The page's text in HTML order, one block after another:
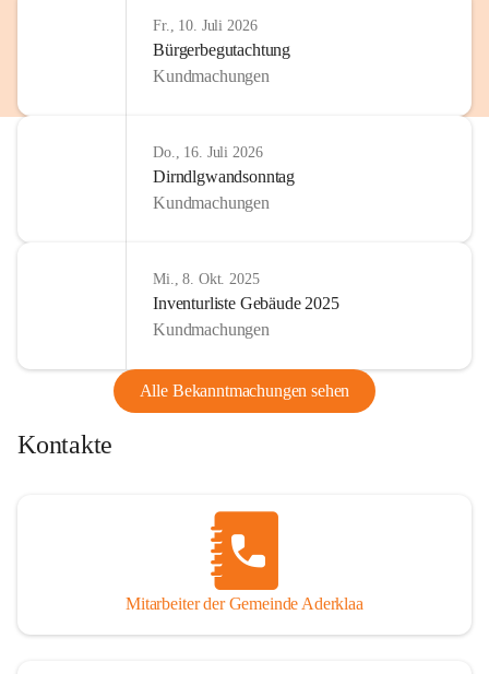
Fr., 10. Juli 2026
Bürgerbegutachtung
Kundmachungen
Do., 16. Juli 2026
Dirndlgwandsonntag
Kundmachungen
Mi., 8. Okt. 2025
Inventurliste Gebäude 2025
Kundmachungen
Alle Bekanntmachungen sehen
Kontakte
Mitarbeiter der Gemeinde Aderklaa